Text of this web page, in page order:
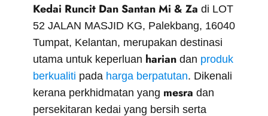
Kedai Runcit Dan Santan Mi & Za di LOT
52 JALAN MASJID KG, Palekbang, 16040
Tumpat, Kelantan, merupakan destinasi
utama untuk keperluan harian dan produk
berkualiti pada harga berpatutan. Dikenali
kerana perkhidmatan yang mesra dan
persekitaran kedai yang bersih serta